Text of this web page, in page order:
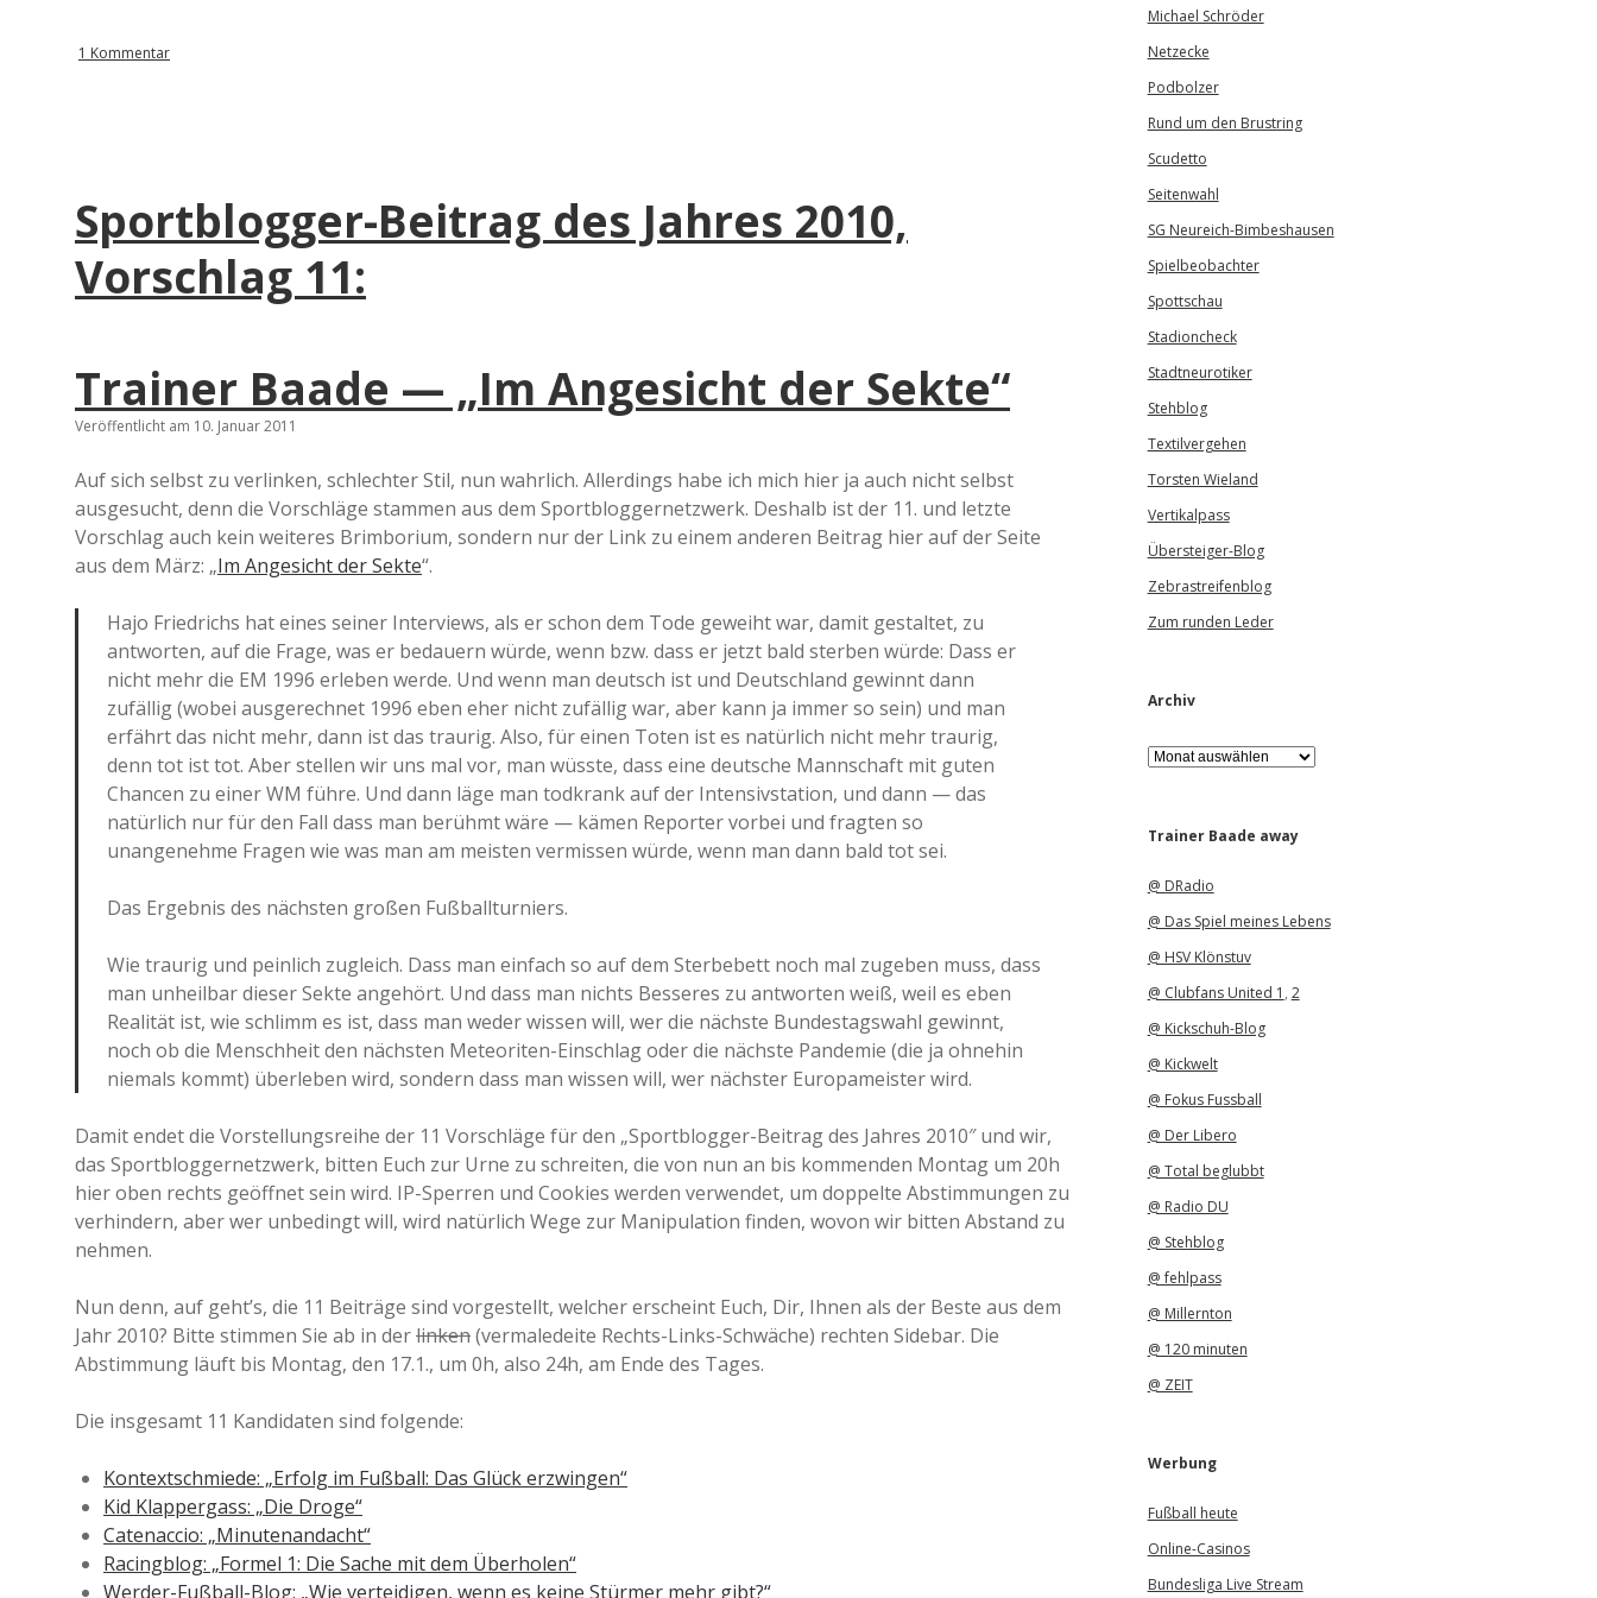
1 Kommentar
Sportblogger-Beitrag des Jahres 2010,
Vorschlag 11:
Trainer Baade — „Im Angesicht der Sekte“
Veröffentlicht am 10. Januar 2011
Auf sich selbst zu verlinken, schlechter Stil, nun wahrlich. Allerdings habe ich mich hier ja auch nicht selbst
ausgesucht, denn die Vorschläge stammen aus dem Sportbloggernetzwerk. Deshalb ist der 11. und letzte
Vorschlag auch kein weiteres Brimborium, sondern nur der Link zu einem anderen Beitrag hier auf der Seite
aus dem März: „Im Angesicht der Sekte“.
Hajo Friedrichs hat eines seiner Interviews, als er schon dem Tode geweiht war, damit gestaltet, zu
antworten, auf die Frage, was er bedauern würde, wenn bzw. dass er jetzt bald sterben würde: Dass er
nicht mehr die EM 1996 erleben werde. Und wenn man deutsch ist und Deutschland gewinnt dann
zufällig (wobei ausgerechnet 1996 eben eher nicht zufällig war, aber kann ja immer so sein) und man
erfährt das nicht mehr, dann ist das traurig. Also, für einen Toten ist es natürlich nicht mehr traurig,
denn tot ist tot. Aber stellen wir uns mal vor, man wüsste, dass eine deutsche Mannschaft mit guten
Chancen zu einer WM führe. Und dann läge man todkrank auf der Intensivstation, und dann — das
natürlich nur für den Fall dass man berühmt wäre — kämen Reporter vorbei und fragten so
unangenehme Fragen wie was man am meisten vermissen würde, wenn man dann bald tot sei.
Das Ergebnis des nächsten großen Fußballturniers.
Wie traurig und peinlich zugleich. Dass man einfach so auf dem Sterbebett noch mal zugeben muss, dass
man unheilbar dieser Sekte angehört. Und dass man nichts Besseres zu antworten weiß, weil es eben
Realität ist, wie schlimm es ist, dass man weder wissen will, wer die nächste Bundestagswahl gewinnt,
noch ob die Menschheit den nächsten Meteoriten-Einschlag oder die nächste Pandemie (die ja ohnehin
niemals kommt) überleben wird, sondern dass man wissen will, wer nächster Europameister wird.
Damit endet die Vorstellungsreihe der 11 Vorschläge für den „Sportblogger-Beitrag des Jahres 2010″ und wir,
das Sportbloggernetzwerk, bitten Euch zur Urne zu schreiten, die von nun an bis kommenden Montag um 20h
hier oben rechts geöffnet sein wird. IP-Sperren und Cookies werden verwendet, um doppelte Abstimmungen zu
verhindern, aber wer unbedingt will, wird natürlich Wege zur Manipulation finden, wovon wir bitten Abstand zu
nehmen.
Nun denn, auf geht’s, die 11 Beiträge sind vorgestellt, welcher erscheint Euch, Dir, Ihnen als der Beste aus dem
Jahr 2010? Bitte stimmen Sie ab in derlinken(vermaledeite Rechts-Links-Schwäche) rechten Sidebar. Die
Abstimmung läuft bis Montag, den 17.1., um 0h, also 24h, am Ende des Tages.
Die insgesamt 11 Kandidaten sind folgende:
Kontextschmiede: „Erfolg im Fußball: Das Glück erzwingen“
Kid Klappergass: „Die Droge“
Catenaccio: „Minutenandacht“
Racingblog: „Formel 1: Die Sache mit dem Überholen“
Werder-Fußball-Blog: „Wie verteidigen, wenn es keine Stürmer mehr gibt?“
Michael Schröder
Netzecke
Podbolzer
Rund um den Brustring
Scudetto
Seitenwahl
SG Neureich-Bimbeshausen
Spielbeobachter
Spottschau
Stadioncheck
Stadtneurotiker
Stehblog
Textilvergehen
Torsten Wieland
Vertikalpass
Übersteiger-Blog
Zebrastreifenblog
Zum runden Leder
Archiv
A
r
iTrainer Baade away
@ DRadio
@ Das Spiel meines Lebens
@ HSV Klönstuv
@ Clubfans United 1 , 2
@ Kickschuh-Blog
@ Kickwelt
@ Fokus Fussball
@ Der Libero
@ Total beglubbt
@ Radio DU
@ Stehblog
@ fehlpass
@ Millernton
@ 120 minuten
@ ZEIT
Werbung
Fußball heute
Online-Casinos
Bundesliga Live Stream